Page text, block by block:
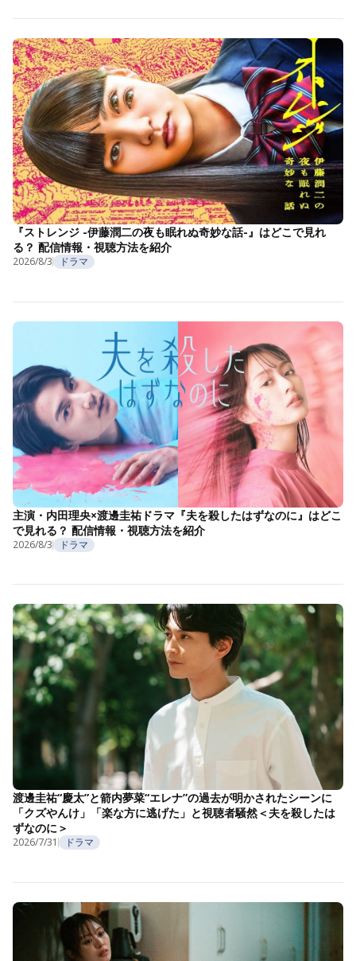
『ストレンジ -伊藤潤二の夜も眠れぬ奇妙な話-』はどこで見れ
る？ 配信情報・視聴方法を紹介
2026/8/3 ドラマ
主演・内田理央×渡邊圭祐ドラマ『夫を殺したはずなのに』はどこ
で見れる？ 配信情報・視聴方法を紹介
2026/8/3 ドラマ
渡邊圭祐“慶太”と箭内夢菜“エレナ”の過去が明かされたシーンに
「クズやんけ」「楽な方に逃げた」と視聴者騒然＜夫を殺したは
ずなのに＞
2026/7/31 ドラマ